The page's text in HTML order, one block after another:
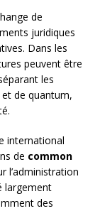
de
juridiques
Dans les
peuvent être
les
de quantum,
international
de common
l’administration
largement
des